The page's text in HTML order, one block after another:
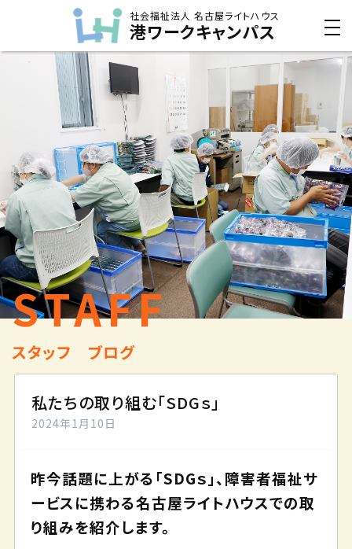
社会福祉法人 名古屋ライトハウス
港ワークキャンパス
STAFF
スタッフ ブログ
私たちの取り組む「SDGｓ」
2024年1月10日
昨今話題に上がる「SDGｓ」、障害者福祉サ
ービスに携わる名古屋ライトハウスでの取
り組みを紹介します。